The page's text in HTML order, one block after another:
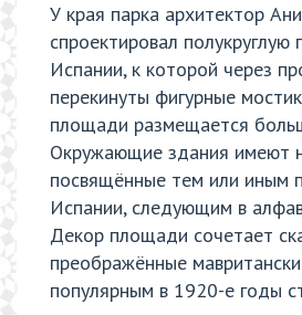
У края парка архитектор
спроектировал
Испании, к которой через
перекинуты фигурные
площади размещается
Окружающие здания имеют
посвящённые тем или иным
Испании, следующим в
Декор площади сочетает
преображённые
популярным в 1920-е годы